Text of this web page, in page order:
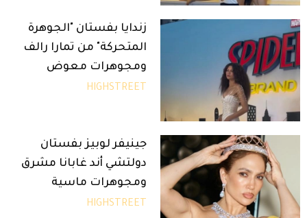
زندايا بفستان "الجوهرة
المتحركة" من تمارا رالف
ومجوهرات معوض
HIGHSTREET
جينيفر لوبيز بفستان
دولتشي أند غابانا مشرق
ومجوهرات ماسية
HIGHSTREET